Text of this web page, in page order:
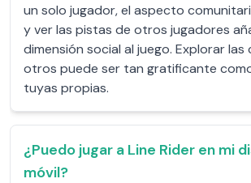
un solo jugador, el aspecto
y ver las pistas de otros jugadores
dimensión social al juego. Explorar las
otros puede ser tan gratificante
tuyas propias.
¿Puedo jugar a Line Rider en mi
móvil?